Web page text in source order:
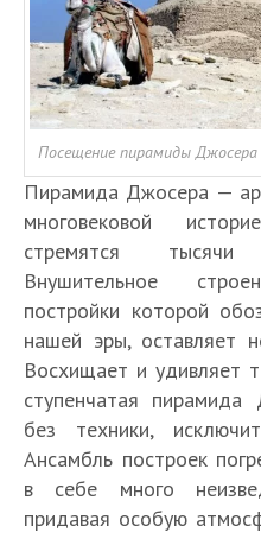
Посещение пирамиды Джосера
Пирамида Джосера —
многовековой
стремятся
Внушительное
постройки которой
нашей эры, оставляет
Восхищает и удивляет
ступенчатая
без техники,
Ансамбль построек
в себе много
придавая особую